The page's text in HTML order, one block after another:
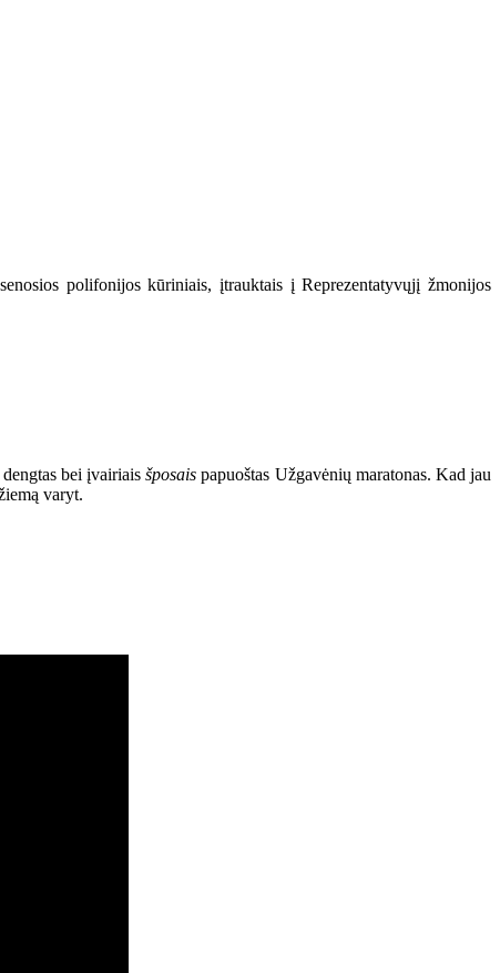
polifonijos kūriniais, įtrauktais į Reprezentatyvųjį žmonijos
bei įvairiaisšposais papuoštas Užgavėnių maratonas. Kad jau
varyt.